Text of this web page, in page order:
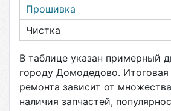
Прошивка
Чистка
В таблице указан примерный
городу Домодедово.
ремонта зависит от
наличия запчастей,